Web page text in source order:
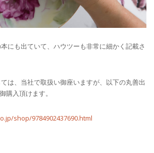
にも出ていて、ハウツーも非常に細かく記載さ
は、当社で取扱い御座いますが、以下の丸善出
購入頂けます。
shop/9784902437690.html